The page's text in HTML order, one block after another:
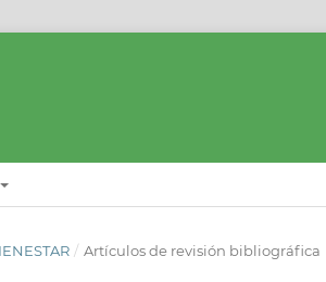
/ Artículos de revisión bibliográfica